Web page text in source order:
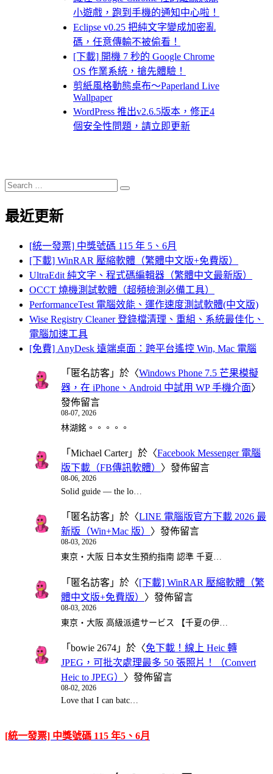
小遊戲，跑到手機的通知中心啦！
Eclipse v0.25 把純文字變成加密亂
碼，任意傳輸不被偷看！
[下載] 開機 7 秒的 Google Chrome
OS 作業系統，搶先體驗！
剪紙風格動態桌布～Paperland Live
Wallpaper
WordPress 推出v2.6.5版本，修正4
個安全性問題，請立即更新
Search
for:
Search
最近更新
[統一發票] 中獎號碼 115 年 5、6月
[下載] WinRAR 壓縮軟體（繁體中文版+免費版）
UltraEdit 純文字、程式碼編輯器（繁體中文最新版）
OCCT 燒機測試軟體（超頻檢測必備工具）
PerformanceTest 電腦效能、運作速度測試軟體(中文版)
Wise Registry Cleaner 登錄檔清理、重組、系統最佳化、
電腦加速工具
[免費] AnyDesk 遠端桌面：跨平台遙控 Win, Mac 電腦
「 匿名訪客 」於〈Windows Phone 7.5 芒果模擬
器，在 iPhone、Android 中試用 WP 手機介面〉
發佈留言
08-07, 2026
林湖銘。。。。。
「 Michael Carter」於〈Facebook Messenger 電腦
版下載（FB傳訊軟體）
〉發佈留言
08-06, 2026
Solid guide — the lo…
「 匿名訪客 」於〈LINE 電腦版官方下載 2026 最
新版（Win+Mac 版） 〉發佈留言
08-03, 2026
東京・大阪 日本女生預約指南 認準 千夏…
「 匿名訪客 」於〈[下載] WinRAR 壓縮軟體（繁
體中文版+免費版） 〉發佈留言
08-03, 2026
東京・大阪 高級派遣サービス 【千夏の伊…
「 bowie 2674 」於〈免下載！線上 Heic 轉
JPEG，可批次處理最多 50 張照片！（Convert
Heic to JPEG） 〉發佈留言
08-02, 2026
Love that I can batc…
[統一發票] 中獎號碼 115 年5、6月